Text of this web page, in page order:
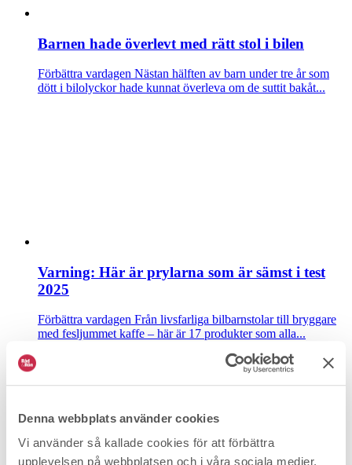
Denna webbplats använder cookies
Vi använder så kallade cookies för att förbättra
upplevelsen på webbplatsen och i våra sociala medier.
Barnen hade överlevt med rätt stol i bilen
Förbättra vardagen Nästan hälften av barn under tre år som
dött i bilolyckor hade kunnat överleva om de suttit bakåt...
Varning: Här är prylarna som är sämst i test
2025
Förbättra vardagen Från livsfarliga bilbarnstolar till bryggare
med fesljummet kaffe – här är 17 produkter som alla...